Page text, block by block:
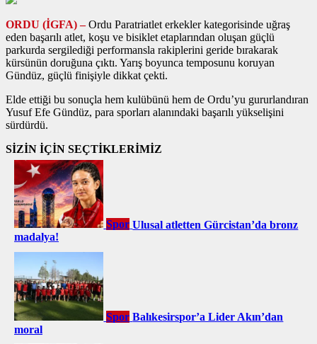
ORDU (İGFA) –Ordu Paratriatlet erkekler kategorisinde uğraş
eden başarılı atlet, koşu ve bisiklet etaplarından oluşan güçlü
parkurda sergilediği performansla rakiplerini geride bırakarak
kürsünün doruğuna çıktı. Yarış boyunca temposunu koruyan
Gündüz, güçlü finişiyle dikkat çekti.
Elde ettiği bu sonuçla hem kulübünü hem de Ordu’yu gururlandıran
Yusuf Efe Gündüz, para sporları alanındaki başarılı yükselişini
sürdürdü.
SİZİN İÇİN SEÇTİKLERİMİZ
Spor Ulusal atletten Gürcistan’da bronz
madalya!
Spor Balıkesirspor’a Lider Akın’dan
moral